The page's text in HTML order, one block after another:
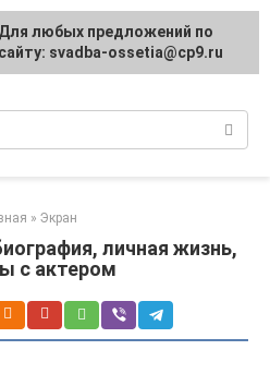
и
» Экран
личная жизнь,
с актером
Для любых предложений по
сайту: svadba-ossetia@cp9.ru